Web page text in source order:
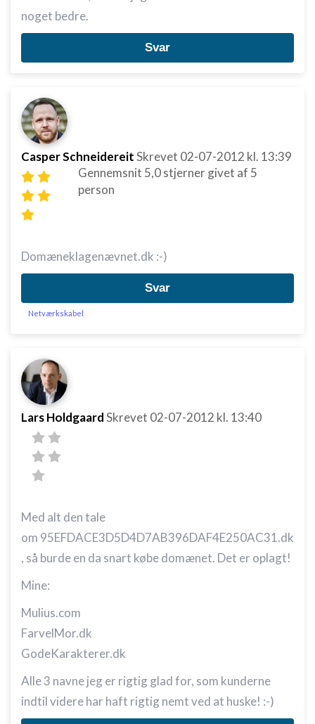
noget bedre.
Svar
Casper SchneidereitSkrevet 02-07-2012 kl. 13:39
Gennemsnit 5,0stjerner givet af 5
person
Domæneklagenævnet.dk :-)
Svar
Netværkskabel
Lars HoldgaardSkrevet 02-07-2012 kl. 13:40
Med alt den tale
om 95EFDACE3D5D4D7AB396DAF4E250AC31.dk
, så burde en da snart købe domænet. Det er oplagt!
Mine:
Mulius.com
FarvelMor.dk
GodeKarakterer.dk
Alle 3 navne jeg er rigtig glad for, som kunderne
indtil videre har haft rigtig nemt ved at huske! :-)